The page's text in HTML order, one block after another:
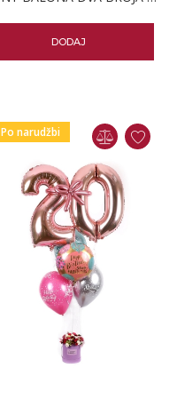
DODAJ
Po narudžbi